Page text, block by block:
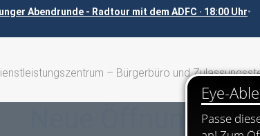
Abendrunde - Radtour mit dem ADFC · 18:00 Uhr•
– Bürgerbüro und
Neue